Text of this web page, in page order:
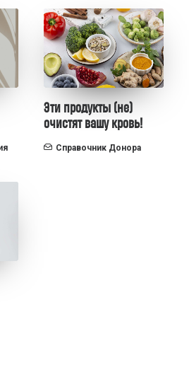
Эти продукты (не)
очистят вашу кровь!
Справочник Донора